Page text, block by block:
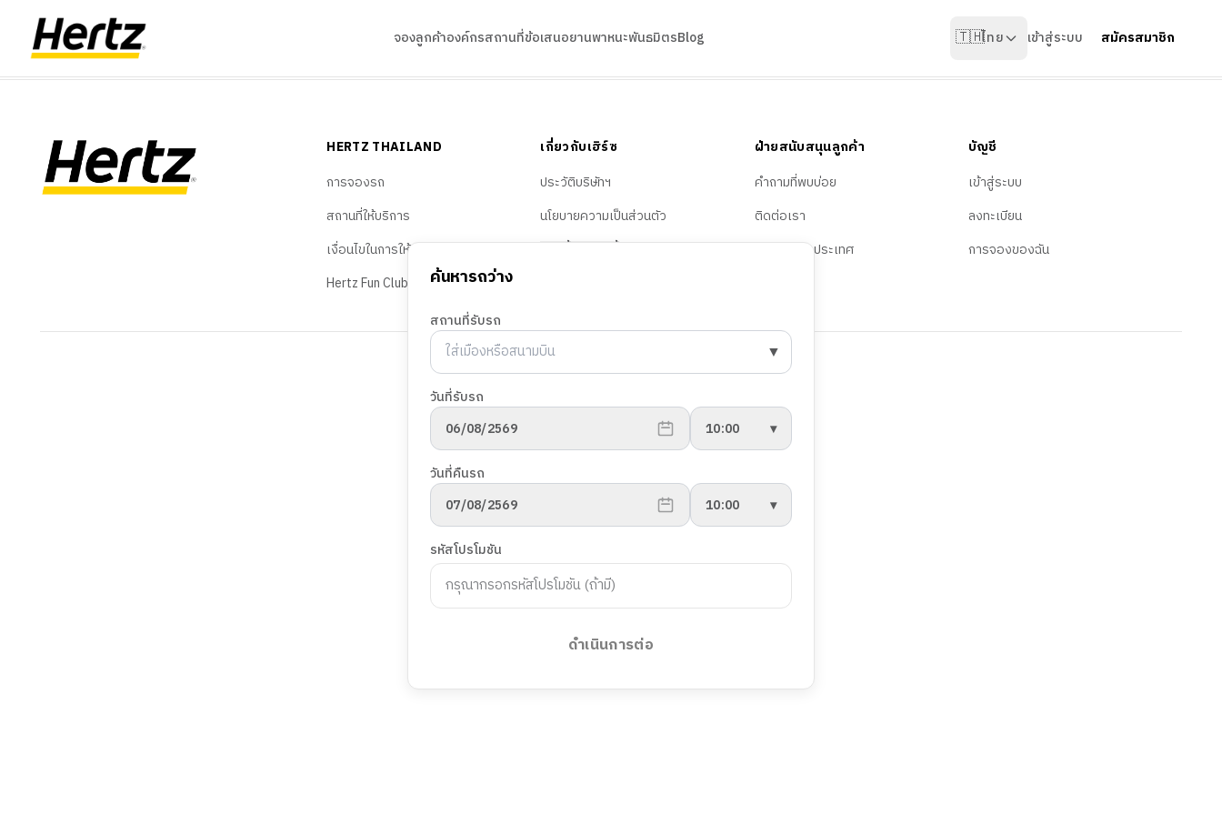
จองลูกค้าองค์กรสถานที่ข้อเสนอยานพาหนะพันธมิตรBlog 🇹🇭ไทย เข้าสู่ระบบ สมัครสมาชิก
ค้นหารถว่าง
สถานที่รับรถ
▼
วันที่รับรถ
06/08/2569
10:00 ▾
วันที่คืนรถ
07/08/2569
10:00 ▾
รหัสโปรโมชัน
ดำเนินการต่อ
HERTZ THAILAND
การจองรถ
สถานที่ให้บริการ
เงื่อนไขในการให้บริการ
Hertz Fun Club
เกี่ยวกับเฮิร์ซ
ประวัติบริษัทฯ
นโยบายความเป็นส่วนตัว
การตั้งค่าคุกกี้
ฝ่ายสนับสนุนลูกค้า
คำถามที่พบบ่อย
ติดต่อเรา
จองรถต่างประเทศ
บัญชี
เข้าสู่ระบบ
ลงทะเบียน
การจองของฉัน
© 2026 Hertz ประเทศไทย สงวนลิขสิทธิ์